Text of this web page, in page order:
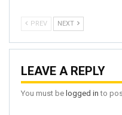
PREV NEXT
LEAVE A REPLY
You must be logged in to